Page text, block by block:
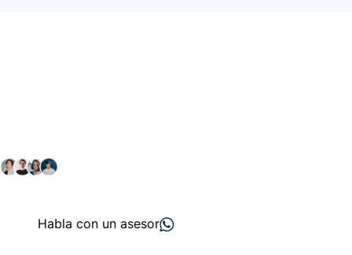
Habla con un asesor